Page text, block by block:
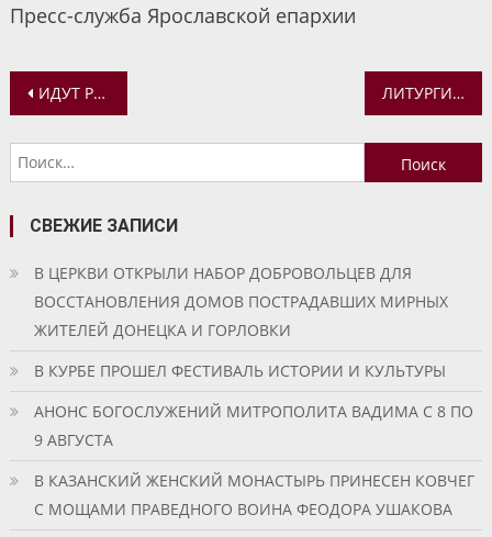
Пресс-служба Ярославской епархии
Навигация
по
записям
ИДУТ РЕМОНТНО-ВОССТАНОВИТЕЛЬНЫЕ РАБОТЫ В СПАССКОМ ХРАМЕ ПОС. ИВАНЬКОВО ЛИТУРГИЯ ПРЕЖДЕОСВЯЩЕННЫХ ДАРОВ
Найти:
СВЕЖИЕ ЗАПИСИ
В ЦЕРКВИ ОТКРЫЛИ НАБОР ДОБРОВОЛЬЦЕВ ДЛЯ
ВОССТАНОВЛЕНИЯ ДОМОВ ПОСТРАДАВШИХ МИРНЫХ
ЖИТЕЛЕЙ ДОНЕЦКА И ГОРЛОВКИ
В КУРБЕ ПРОШЕЛ ФЕСТИВАЛЬ ИСТОРИИ И КУЛЬТУРЫ
АНОНС БОГОСЛУЖЕНИЙ МИТРОПОЛИТА ВАДИМА С 8 ПО
9 АВГУСТА
В КАЗАНСКИЙ ЖЕНСКИЙ МОНАСТЫРЬ ПРИНЕСЕН КОВЧЕГ
С МОЩАМИ ПРАВЕДНОГО ВОИНА ФЕОДОРА УШАКОВА